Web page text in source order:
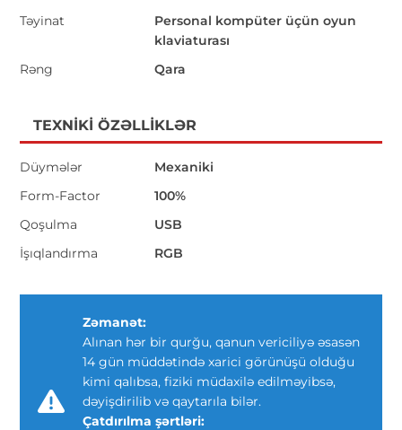
Təyinat
Personal kompüter üçün oyun
klaviaturası
Rəng
Qara
TEXNIKI ÖZƏLLIKLƏR
Düymələr
Mexaniki
Form-Factor
100%
Qoşulma
USB
İşıqlandırma
RGB
Zəmanət:
Alınan hər bir qurğu, qanun vericiliyə əsasən
14 gün müddətində xarici görünüşü olduğu
kimi qalıbsa, fiziki müdaxilə edilməyibsə,
dəyişdirilib və qaytarıla bilər.
Çatdırılma şərtləri: